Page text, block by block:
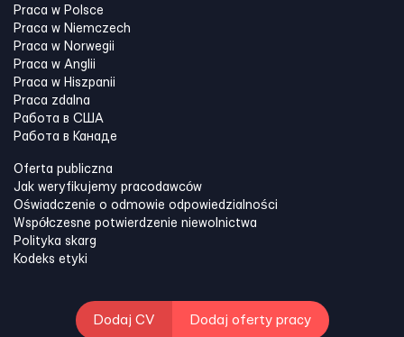
Praca w Polsce
Praca w Niemczech
Praca w Norwegii
Praca w Anglii
Praca w Hiszpanii
Praca zdalna
Работа в США
Работа в Канадe
Oferta publiczna
Jak weryfikujemy pracodawców
Oświadczenie o odmowie odpowiedzialności
Współczesne potwierdzenie niewolnictwa
Polityka skarg
Kodeks etyki
Dodaj CV Dodaj oferty pracy